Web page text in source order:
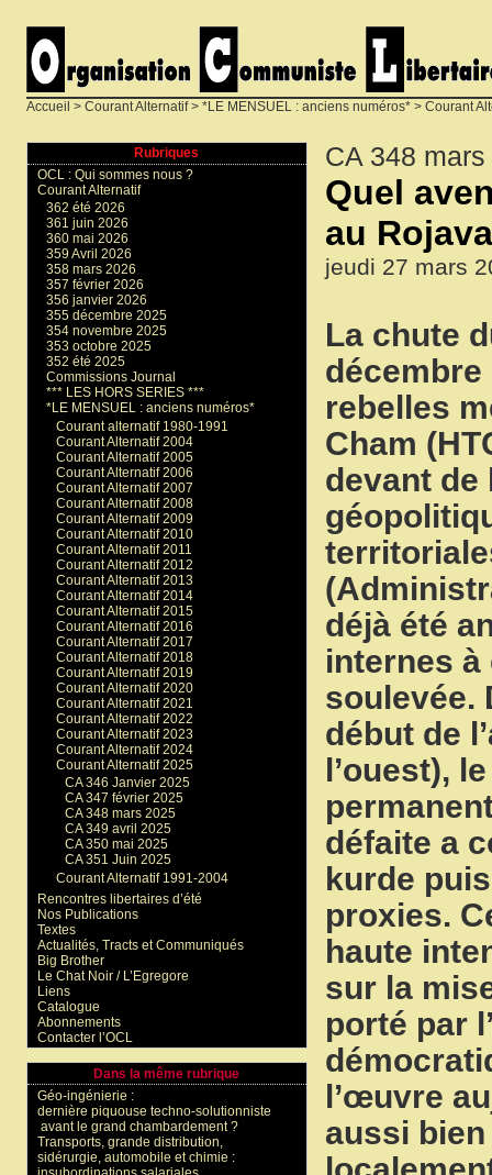
Accueil > Courant Alternatif> *LE MENSUEL : anciens numéros* > Courant
CA 348
Quel
au
jeudi 27 mars
La chute
décembre
rebelles
Cham
devant de
déjà été
internes
soulevée.
début de
l’ouest),
défaite a
kurde
proxies.
haute
sur la
porté par
l’œuvre
aussi
Rubriques
OCL : Qui sommes nous ?
Courant Alternatif
362 été 2026
361 juin 2026
360 mai 2026
359 Avril 2026
358 mars 2026
357 février 2026
356 janvier 2026
355 décembre 2025
354 novembre 2025
353 octobre 2025
352 été 2025
Commissions Journal
*** LES HORS SERIES ***
*LE MENSUEL : anciens numéros*
Courant alternatif 1980-1991
Courant Alternatif 2004
Courant Alternatif 2005
Courant Alternatif 2006
Courant Alternatif 2007
Courant Alternatif 2008
Courant Alternatif 2009
Courant Alternatif 2010
Courant Alternatif 2011
Courant Alternatif 2012
Courant Alternatif 2013
Courant Alternatif 2014
Courant Alternatif 2015
Courant Alternatif 2016
Courant Alternatif 2017
Courant Alternatif 2018
Courant Alternatif 2019
Courant Alternatif 2020
Courant Alternatif 2021
Courant Alternatif 2022
Courant Alternatif 2023
Courant Alternatif 2024
Courant Alternatif 2025
CA 346 Janvier 2025
CA 347 février 2025
CA 348 mars 2025
CA 349 avril 2025
CA 350 mai 2025
CA 351 Juin 2025
Courant Alternatif 1991-2004
Rencontres libertaires d’été
Nos Publications
Textes
Actualités, Tracts et Communiqués
Big Brother
Le Chat Noir / L’Egregore
Liens
Catalogue
Abonnements
Contacter l’OCL
Dans la même rubrique
Géo-ingénierie :
dernière piquouse techno-solutionniste
avant le grand chambardement ?
Transports, grande distribution,
sidérurgie, automobile et chimie :